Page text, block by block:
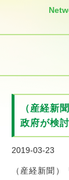
（産経新
政府が検討
2019-03-23
（産経新聞